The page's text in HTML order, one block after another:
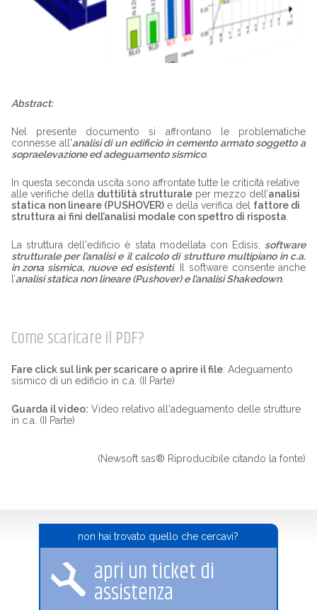
Abstract:
Nel presente documento si affrontano le problematiche
connesse all'analisi di un edificio in cemento armato soggetto a
sopraelevazione ed adeguamento sismico.
In questa seconda uscita sono affrontate tutte le criticità relative
alle verifiche della duttilità strutturaleper mezzo dell’analisi
statica non lineare (PUSHOVER)e della verifica del fattore di
struttura ai fini dell’analisi modale con spettro di risposta
La struttura dell'edificio è stata modellata con Edisis, software
strutturale per l’analisi e il calcolo di strutture multipiano in c.a.
in zona sismica, nuove ed esistenti. Il software consente anche
l’analisi statica non lineare (Pushover) e l’analisi Shakedown.
Come scaricare il PDF?
Fare click sul link per scaricare o aprire il file: Adeguamento
sismico di un edificio in c.a. (II Parte)
Guarda il video: Video relativo all'adeguamento delle strutture
in c.a. (II Parte)
(Newsoft sas® Riproducibile citando la fonte)
non hai trovato quello che cercavi?
apri un ticket di
assistenza